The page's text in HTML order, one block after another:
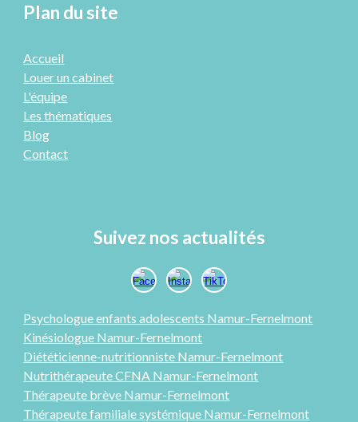
Plan du site
Accueil
Louer un cabinet
L'équipe
Les thématiques
Blog
Contact
Suivez nos actualités
Psychologue enfants adolescents Namur-Fernelmont
Kinésiologue Namur-Fernelmont
Diététicienne-nutritionniste Namur-Fernelmont
Nutrithérapeute CFNA Namur-Fernelmont
Thérapeute brève Namur-Fernelmont
Thérapeute familiale systémique Namur-Fernelmont